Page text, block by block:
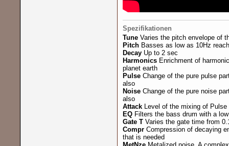
Spezifikationen
TuneVaries the pitch envelope of
PitchBasses as low as 10Hz
Decay Up to 2 sec
Harmonics Enrichment of
planet earth
Pulse Change of the pure pulse
also
Noise Change of the pure noise
also
Attack Level of the mixing of Pulse
EQ Filters the bass drum with a
Gate T Varies the gate time from
Compr Compression of decaying
that is needed